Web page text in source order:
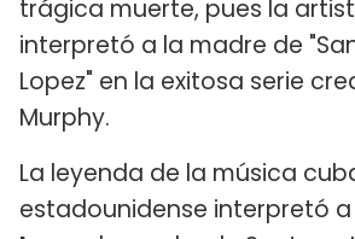
trágica muerte, pues la
interpretó a la madre de
Lopez" en la exitosa serie
Murphy.
La leyenda de la música
estadounidense interpretó a